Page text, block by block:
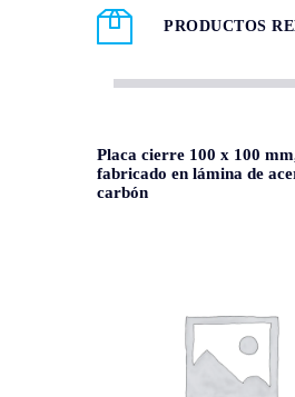
PRODUCTOS
Placa cierre 100 x 100
fabricado en lámina de
carbón